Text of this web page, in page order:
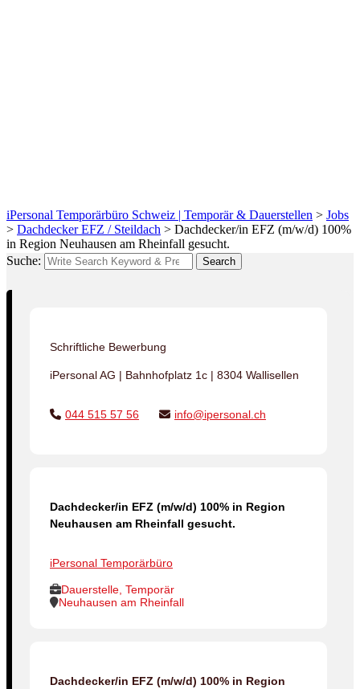
iPersonal Temporärbüro Schweiz | Temporär & Dauerstellen > Jobs
> Dachdecker EFZ / Steildach > Dachdecker/in EFZ (m/w/d) 100%
in Region Neuhausen am Rheinfall gesucht.
Suche:
Search
Schriftliche Bewerbung
iPersonal AG | Bahnhofplatz 1c | 8304 Wallisellen
044 515 57 56 info@ipersonal.ch
Dachdecker/in EFZ (m/w/d) 100% in Region
Neuhausen am Rheinfall gesucht.
iPersonal Temporärbüro
Dauerstelle, Temporär
Neuhausen am Rheinfall
Dachdecker/in EFZ (m/w/d) 100% in Region